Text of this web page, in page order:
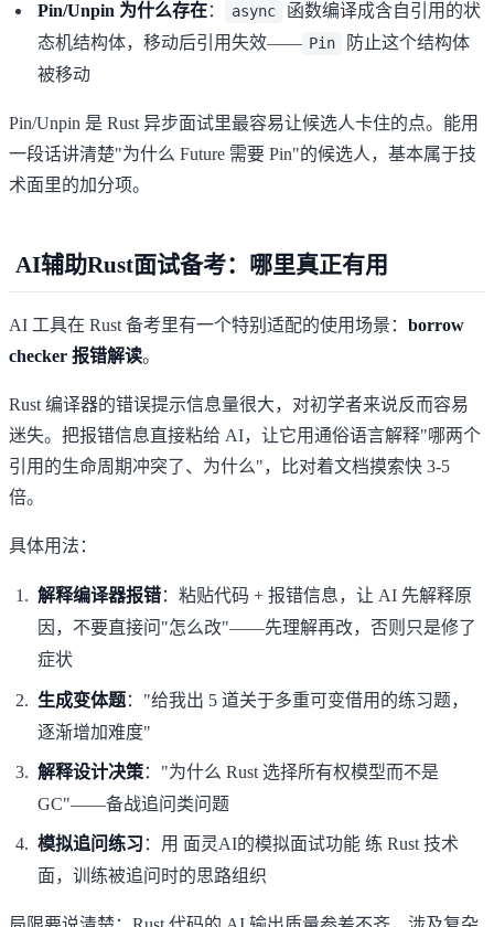
Pin/Unpin 为什么存在： async
函数编译成含自引用的状
态机结构体，移动后引用失效—— Pin
防止这个结构体
被移动
Pin/Unpin 是 Rust 异步面试里最容易让候选人卡住的点。能用
一段话讲清楚"为什么 Future 需要 Pin"的候选人，基本属于技
术面里的加分项。
AI辅助Rust面试备考：哪里真正有用
AI 工具在 Rust 备考里有一个特别适配的使用场景： borrow
checker 报错解读。
Rust 编译器的错误提示信息量很大，对初学者来说反而容易
迷失。把报错信息直接粘给 AI，让它用通俗语言解释"哪两个
引用的生命周期冲突了、为什么"，比对着文档摸索快 3-5
倍。
具体用法：
解释编译器报错：粘贴代码 + 报错信息，让 AI 先解释原
因，不要直接问"怎么改"——先理解再改，否则只是修了
症状
生成变体题："给我出 5 道关于多重可变借用的练习题，
逐渐增加难度"
解释设计决策："为什么 Rust 选择所有权模型而不是
GC"——备战追问类问题
模拟追问练习 ：用 面灵AI的模拟面试功能练 Rust 技术
面，训练被追问时的思路组织